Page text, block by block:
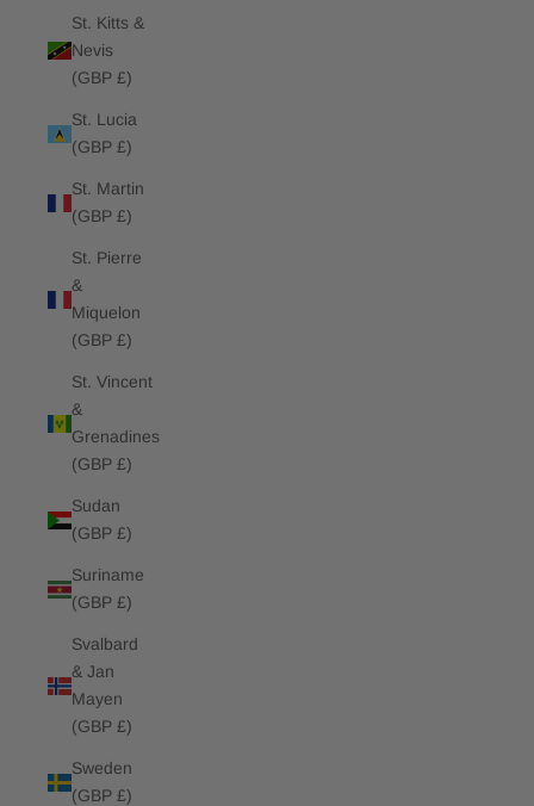
St. Kitts &
Nevis
(GBP £)
St. Lucia
(GBP £)
St. Martin
(GBP £)
St. Pierre
&
Miquelon
(GBP £)
St. Vincent
&
Grenadines
(GBP £)
Sudan
(GBP £)
Suriname
(GBP £)
Svalbard
& Jan
Mayen
(GBP £)
Sweden
(GBP £)